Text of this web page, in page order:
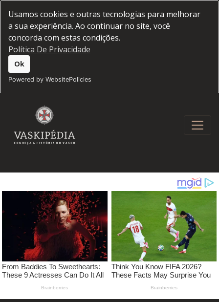
Usamos cookies e outras tecnologias para melhorar
a sua experiência. Ao continuar no site, você
concorda com estas condições.
Política De Privacidade
Ok
Powered by WebsitePolicies